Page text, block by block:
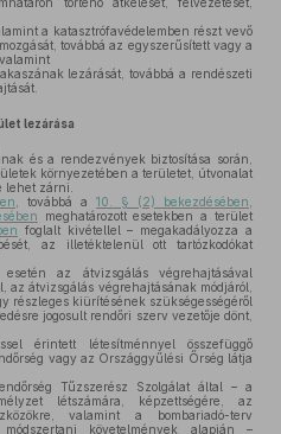
a katasztrófavédelemben részt vevő
továbbá az egyszerűsített vagy a
lezárását, továbbá a rendészeti
lezárása
és a rendezvények biztosítása során,
környezetében a területet, útvonalat
lehet zárni.
, továbbá a 10. § (2) bekezdésében
meghatározott esetekben a terület
foglalt kivétellel – megakadályozza a
az illetéktelenül ott tartózkodókat
az átvizsgálás végrehajtásával
az átvizsgálás végrehajtásának módjáról,
részleges kiürítésének szükségességéről
jogosult rendőri szerv vezetője dönt,
érintett létesítménnyel összefüggő
vagy az Országgyűlési Őrség látja
Tűzszerész Szolgálat által – a
létszámára, képzettségére, az
valamint a bombariadó-terv
követelmények alapján –